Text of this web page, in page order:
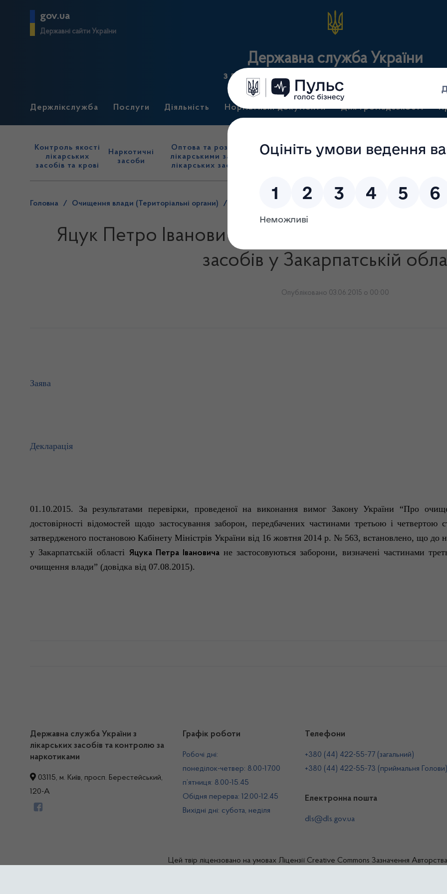
gov.ua
Державні сайти України
Державна служба України
з лікарських засобів та контролю за наркотиками
Держлікслужба Послуги Діяльність Нормативні документи Для громадськості
Контроль якості
лікарських
засобів та крові
Наркотичні
засоби
Оптова та роздрібна торгівля
лікарськими засобами, імпорт
лікарських засобів (крім АФІ)
Державний
нагляд
виробництва
Головна / Очищення влади (Територіальні органи) /
Яцук Петро Іванович – начальник Державної
засобів у Закарпатській
Опубліковано 03.06.2015 о 00:00
Заява
Декларація
01.10.2015. За результатами перевірки, проведеної на виконання вимог Закону України “Про
достовірності відомостей щодо застосування заборон, передбачених частинами третьою і
затвердженого постановою Кабінету Міністрів України від 16 жовтня 2014 р. № 563, встановлено, що до
у Закарпатській області ЯцукаПетра Івановичане застосовуються заборони, визначені частинами
очищення влади” (довідка від 07.08.2015).
Державна служба України з
лікарських засобів та контролю за
наркотиками
03115, м. Київ, просп. Берестейський,
120-А
Графік роботи
Робочі дні:
понеділок-четвер: 8.00-17.00
п’ятниця: 8.00-15.45
Обідня перерва: 12.00-12.45
Вихідні дні: субота, неділя
Телефони
+380 (44) 422-55-77 (загальний)
+380 (44) 422-55-73 (приймальня Голови)
Електронна пошта
dls@dls.gov.ua
Цей твір ліцензовано на умовах Ліцензії Creative Commons Зазначення